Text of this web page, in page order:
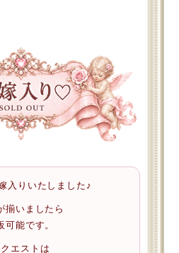
入りいたしました♪
揃いましたら
可能です。
クエストは